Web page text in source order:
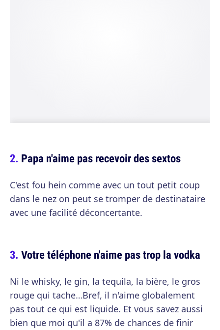
Papa n'aime pas recevoir des sextos
C'est fou hein comme avec un tout petit coup
dans le nez on peut se tromper de destinataire
avec une facilité déconcertante.
Votre téléphone n'aime pas trop la vodka
Ni le whisky, le gin, la tequila, la bière, le gros
rouge qui tache…Bref, il n'aime globalement
pas tout ce qui est liquide. Et vous savez aussi
bien que moi qu'il a 87% de chances de finir